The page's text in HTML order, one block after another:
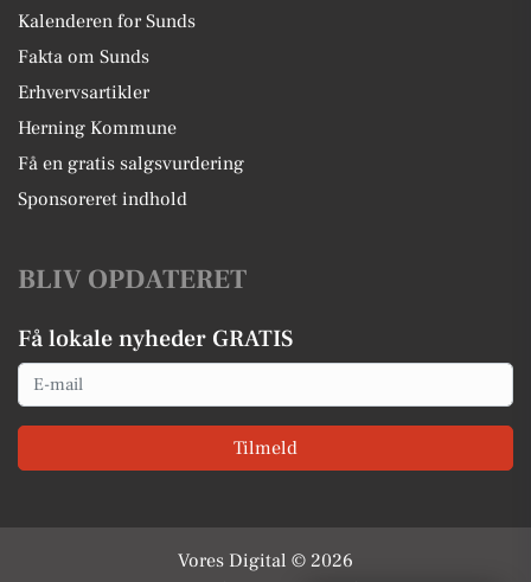
Kalenderen for Sunds
Fakta om Sunds
Erhvervsartikler
Herning Kommune
Få en gratis salgsvurdering
Sponsoreret indhold
BLIV OPDATERET
Få lokale nyheder GRATIS
Email
Tilmeld
Vores Digital © 2026